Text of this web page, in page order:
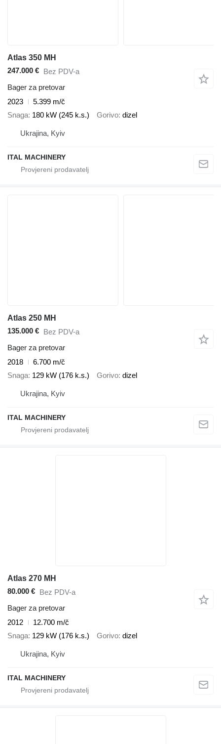
Atlas 350 MH
247.000 € Bez PDV-a
Bager za pretovar
2023
5.399 m/č
Snaga 180 kW (245 k.s.) Gorivo dizel
Ukrajina, Kyiv
ITAL MACHINERY
Atlas 250 MH
135.000 € Bez PDV-a
Bager za pretovar
2018
6.700 m/č
Snaga 129 kW (176 k.s.) Gorivo dizel
Ukrajina, Kyiv
ITAL MACHINERY
Atlas 270 MH
80.000 € Bez PDV-a
Bager za pretovar
2012
12.700 m/č
Snaga 129 kW (176 k.s.) Gorivo dizel
Ukrajina, Kyiv
ITAL MACHINERY